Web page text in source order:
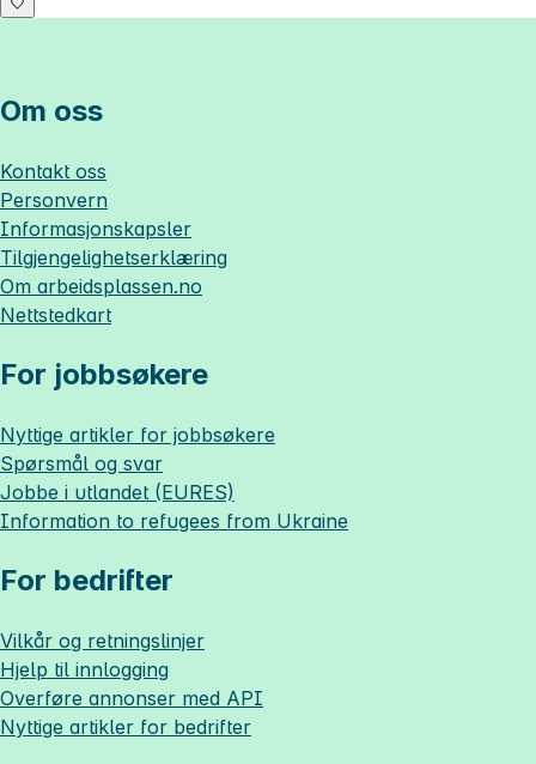
Om oss
Kontakt oss
Personvern
Informasjonskapsler
Tilgjengelighetserklæring
Om arbeidsplassen.no
Nettstedkart
For jobbsøkere
Nyttige artikler for jobbsøkere
Spørsmål og svar
Jobbe i utlandet (EURES)
Information to refugees from Ukraine
For bedrifter
Vilkår og retningslinjer
Hjelp til innlogging
Overføre annonser med API
Nyttige artikler for bedrifter